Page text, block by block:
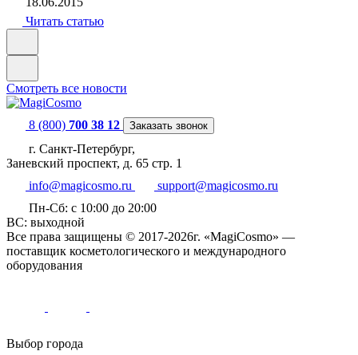
Читать статью
Смотреть все новости
8 (800) 700 38 12 Заказать звонок
г. Санкт-Петербург,
Заневский проспект, д. 65 стр. 1
info@magicosmo.ru
support@magicosmo.ru
Пн-Сб: с 10:00 до 20:00
ВС: выходной
Все права защищены © 2017-2026г. «MagiCosmo» —
поставщик косметологического и международного
оборудования
Выбор города